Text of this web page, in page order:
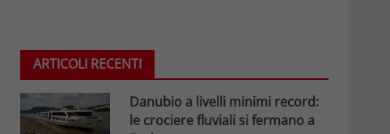
ARTICOLI RECENTI
Danubio a livelli minimi record:
le crociere fluviali si fermano a